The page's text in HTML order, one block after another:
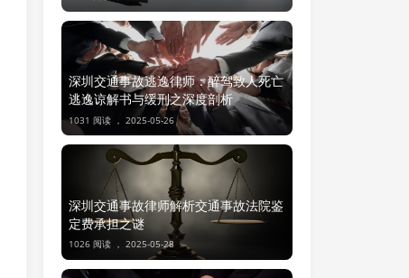
深圳交通事故逃逸律师：醉驾致人死亡
逃逸谅解书与缓刑之深度剖析
1031 阅读 ， 2025-05-26
深圳交通事故律师解析交通事故法院鉴
定费承担之谜
1026 阅读 ， 2025-05-28